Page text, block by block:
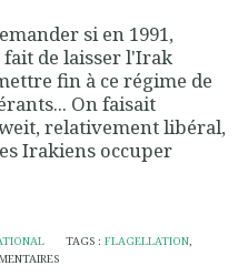
si en 1991,
de laisser l'Irak
fin à ce régime de
On faisait
relativement libéral,
Irakiens occuper
TAGS :FLAGELLATION,